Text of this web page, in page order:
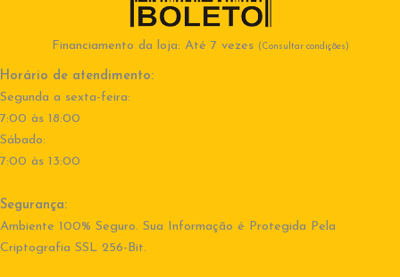
Financiamento da loja: Até 7 vezes (Consultar condições)
Horário de atendimento:
Segunda a sexta-feira:
7:00 às 18:00
Sábado:
7:00 às 13:00
Segurança:
Ambiente 100% Seguro. Sua Informação é Protegida Pela
Criptografia SSL 256-Bit.